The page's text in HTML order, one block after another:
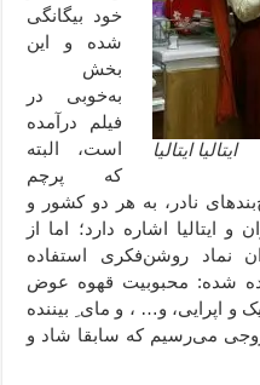
ایتالیا ایتالیا
خود بیگانگی
شده و این
بخش
به‌خوبی در
فیلم درآمده
است، البته
که پرچم
نادر، به هر دو کشور و
ایتالیا اشاره دارد؛ اما از
نماد روشن‌فکری استفاده
شده: محبوبیت قهوه عوض
اپرایی، و… ، و مای ِ بیننده
می‌رسیم که سابقا شاد و